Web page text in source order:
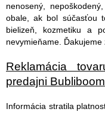
nenosený,
obale, ak bol súčasťou
bielizeň, kozmetiku a
nevymieňame. Ďakujeme
Reklamácia
predajni Bubliboom
Informácia stratila